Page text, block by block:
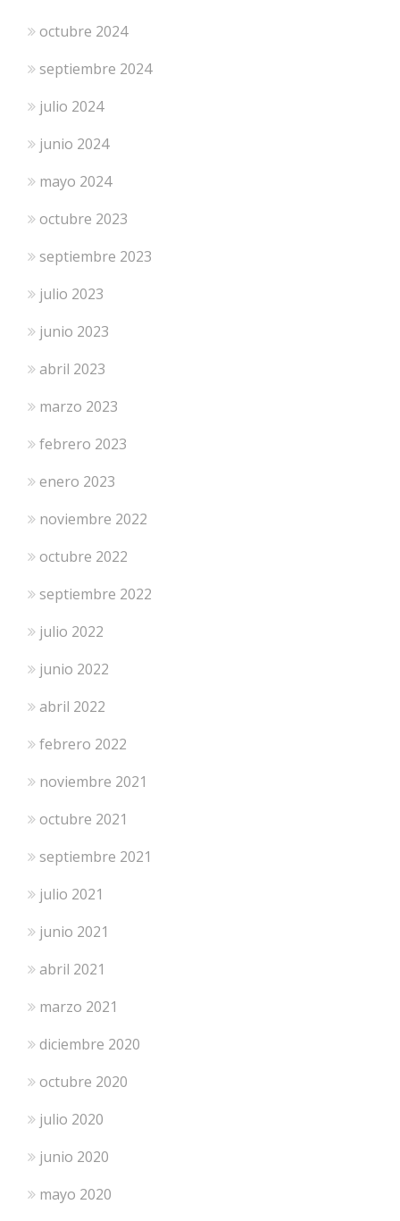
octubre 2024
septiembre 2024
julio 2024
junio 2024
mayo 2024
octubre 2023
septiembre 2023
julio 2023
junio 2023
abril 2023
marzo 2023
febrero 2023
enero 2023
noviembre 2022
octubre 2022
septiembre 2022
julio 2022
junio 2022
abril 2022
febrero 2022
noviembre 2021
octubre 2021
septiembre 2021
julio 2021
junio 2021
abril 2021
marzo 2021
diciembre 2020
octubre 2020
julio 2020
junio 2020
mayo 2020